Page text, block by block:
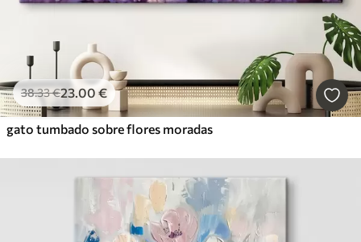
38.33€23.00 €
gato tumbado sobre flores moradas